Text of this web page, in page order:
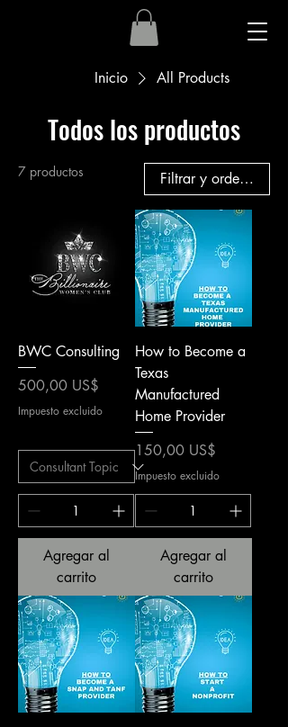
Inicio All Products
Todos los productos
7 productos Filtrar y ordenar
BWC Consulting
Precio
500,00 US$
Impuesto excluido
Agregar al
carrito
How to Become a
Texas
Manufactured
Home Provider
Precio
150,00 US$
Impuesto excluido
Agregar al
carrito